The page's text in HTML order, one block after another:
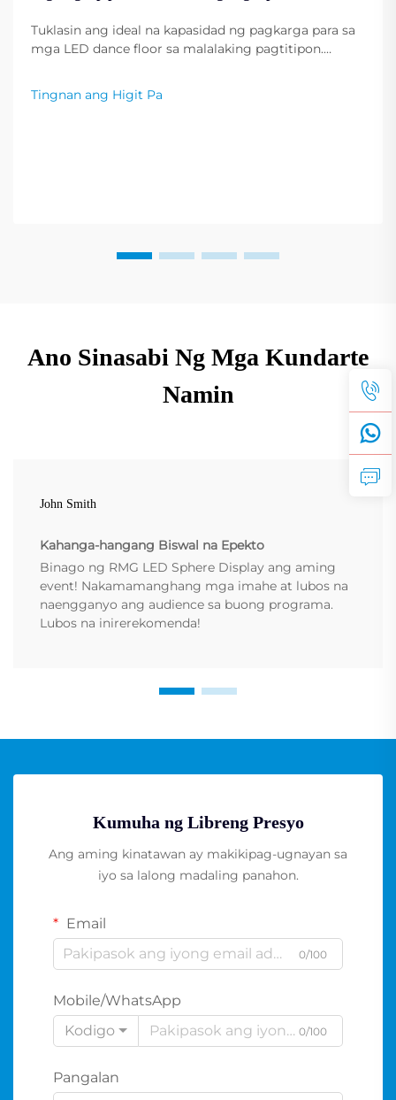
Tuklasin ang ideal na kapasidad ng pagkarga para sa
mga LED dance floor sa malalaking pagtitipon.
ng mabigat na paggamit. Makakuha ng mga
rekomendasyon mula sa mga eksperto.
Tingnan ang Higit Pa
Ano Sinasabi Ng Mga Kundarte
Namin
John Smith
Kahanga-hangang Biswal na Epekto
Binago ng RMG LED Sphere Display ang aming
event! Nakamamanghang mga imahe at lubos na
naengganyo ang audience sa buong programa.
Lubos na inirerekomenda!
Kumuha ng Libreng Presyo
Ang aming kinatawan ay makikipag-ugnayan sa
iyo sa lalong madaling panahon.
Email
0/100
Mobile/WhatsApp
Kodigo
0/100
Pangalan